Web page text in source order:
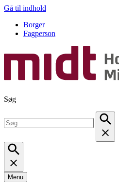
Gå til indhold
Borger
Fagperson
Søg
Menu